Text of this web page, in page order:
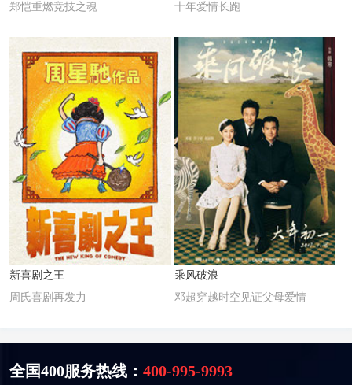
郑恺重燃竞技之魂
十年爱情长跑
新喜剧之王
周氏喜剧再发力
乘风破浪
邓超穿越时空见证父母爱情
全国400服务热线： 400-995-9993